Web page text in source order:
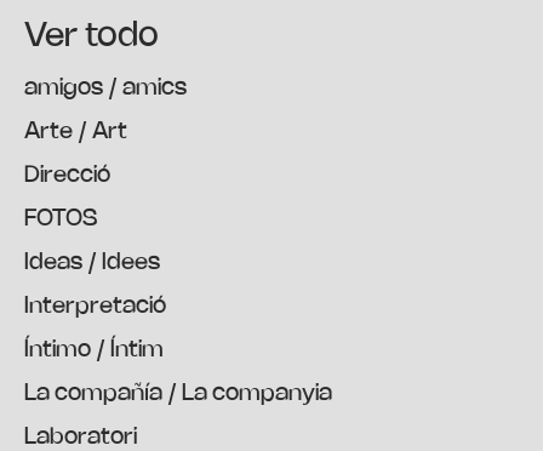
Ver todo
amigos / amics
Arte / Art
Direcció
FOTOS
Ideas / Idees
Interpretació
Íntimo / Íntim
La compañía / La companyia
Laboratori